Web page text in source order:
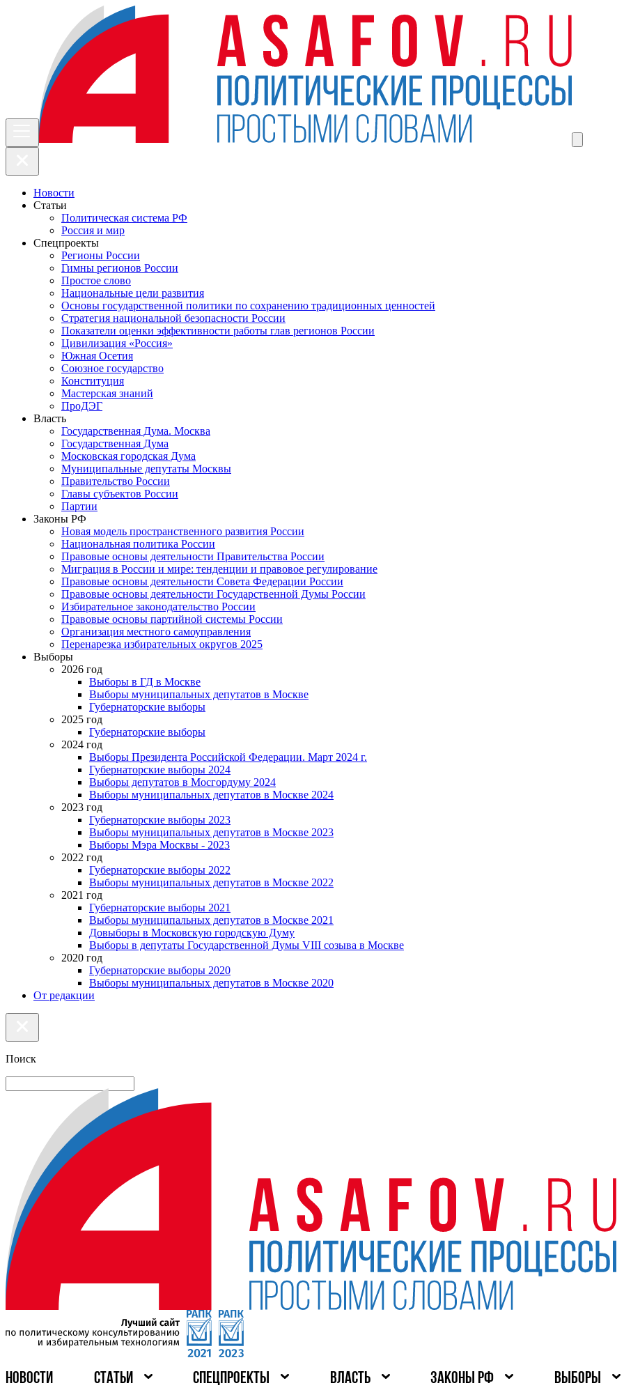
Новости
Статьи
Политическая система РФ
Россия и мир
Спецпроекты
Регионы России
Гимны регионов России
Простое слово
Национальные цели развития
Основы государственной политики по сохранению традиционных ценностей
Стратегия национальной безопасности России
Показатели оценки эффективности работы глав регионов России
Цивилизация «Россия»
Южная Осетия
Союзное государство
Конституция
Мастерская знаний
ПроДЭГ
Власть
Государственная Дума. Москва
Государственная Дума
Московская городская Дума
Муниципальные депутаты Москвы
Правительство России
Главы субъектов России
Партии
Законы РФ
Новая модель пространственного развития России
Национальная политика России
Правовые основы деятельности Правительства России
Миграция в России и мире: тенденции и правовое регулирование
Правовые основы деятельности Совета Федерации России
Правовые основы деятельности Государственной Думы России
Избирательное законодательство России
Правовые основы партийной системы России
Организация местного самоуправления
Перенарезка избирательных округов 2025
Выборы
2026 год
Выборы в ГД в Москве
Выборы муниципальных депутатов в Москве
Губернаторские выборы
2025 год
Губернаторские выборы
2024 год
Выборы Президента Российской Федерации. Март 2024 г.
Губернаторские выборы 2024
Выборы депутатов в Мосгордуму 2024
Выборы муниципальных депутатов в Москве 2024
2023 год
Губернаторские выборы 2023
Выборы муниципальных депутатов в Москве 2023
Выборы Мэра Москвы - 2023
2022 год
Губернаторские выборы 2022
Выборы муниципальных депутатов в Москве 2022
2021 год
Губернаторские выборы 2021
Выборы муниципальных депутатов в Москве 2021
Довыборы в Московскую городскую Думу
Выборы в депутаты Государственной Думы VIII созыва в Москве
2020 год
Губернаторские выборы 2020
Выборы муниципальных депутатов в Москве 2020
От редакции
Поиск
НОВОСТИ СТАТЬИ СПЕЦПРОЕКТЫ ВЛАСТЬ ЗАКОНЫ РФ ВЫБОРЫ